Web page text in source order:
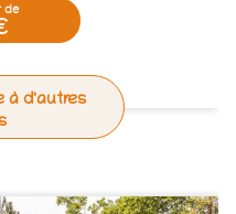
à d'autres
de